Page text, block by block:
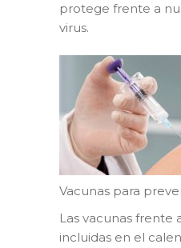
protege frente a
virus.
Vacunas para
Las vacunas frente
incluidas en el